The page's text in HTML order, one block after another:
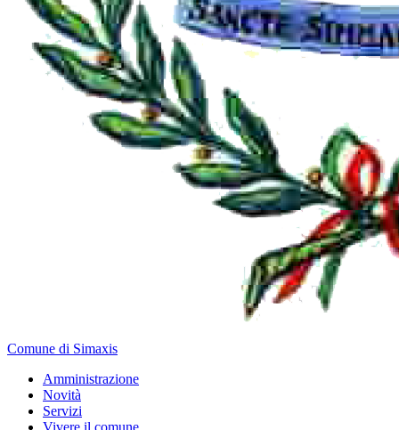
Comune di Simaxis
Amministrazione
Novità
Servizi
Vivere il comune